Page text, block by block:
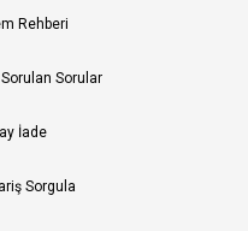
Rehberi
Sorulan Sorular
İade
Sorgula